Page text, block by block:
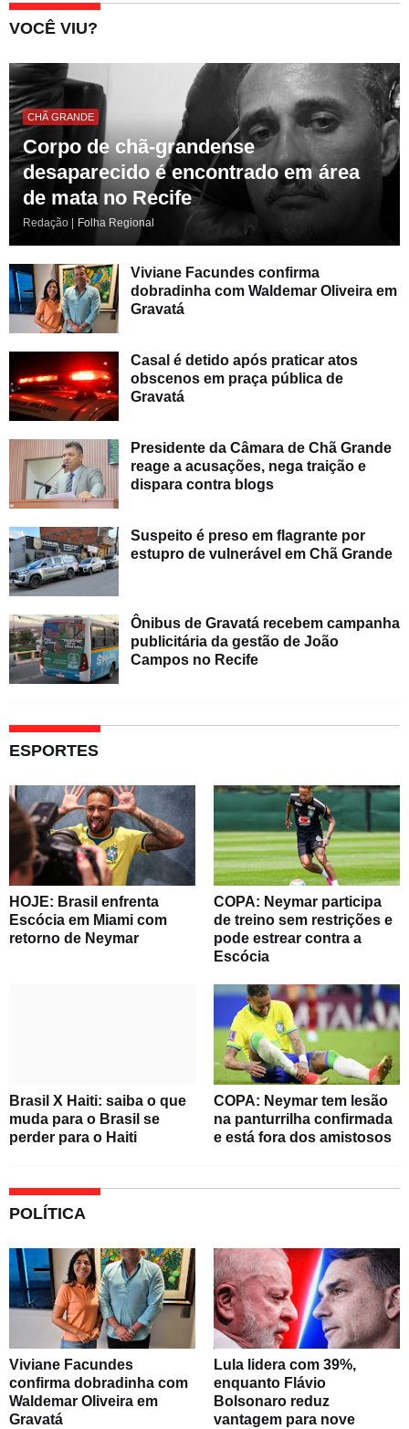
VOCÊ VIU?
CHÃ GRANDE
Corpo de chã-grandense
desaparecido é encontrado em área
de mata no Recife
Redação | Folha Regional
Viviane Facundes confirma
dobradinha com Waldemar Oliveira em
Gravatá
Casal é detido após praticar atos
obscenos em praça pública de
Gravatá
Presidente da Câmara de Chã Grande
reage a acusações, nega traição e
dispara contra blogs
Suspeito é preso em flagrante por
estupro de vulnerável em Chã Grande
Ônibus de Gravatá recebem campanha
publicitária da gestão de João
Campos no Recife
ESPORTES
HOJE: Brasil enfrenta
Escócia em Miami com
retorno de Neymar
COPA: Neymar participa
de treino sem restrições e
pode estrear contra a
Escócia
Brasil X Haiti: saiba o que
muda para o Brasil se
perder para o Haiti
COPA: Neymar tem lesão
na panturrilha confirmada
e está fora dos amistosos
POLÍTICA
Viviane Facundes
confirma dobradinha com
Waldemar Oliveira em
Gravatá
Lula lidera com 39%,
enquanto Flávio
Bolsonaro reduz
vantagem para nove